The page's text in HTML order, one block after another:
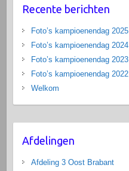
Recente berichten
Foto’s kampioenendag 2025
Foto’s kampioenendag 2024
Foto’s kampioenendag 2023
Foto’s kampioenendag 2022
Welkom
Afdelingen
Afdeling 3 Oost Brabant